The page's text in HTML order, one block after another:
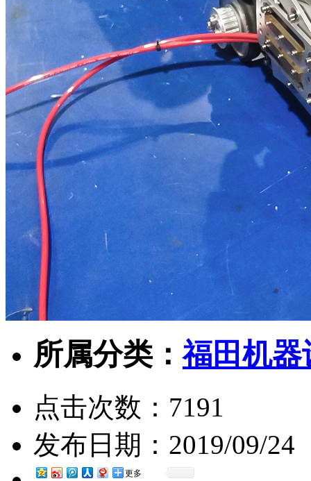
所属分类：福田机器
点击次数： 7191
发布日期： 2019/09/24
更多